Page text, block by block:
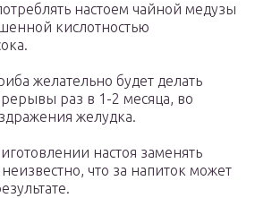
настоем чайной медузы
кислотностью
желательно будет делать
раз в 1-2 месяца, во
желудка.
настоя заменять
что за напиток может